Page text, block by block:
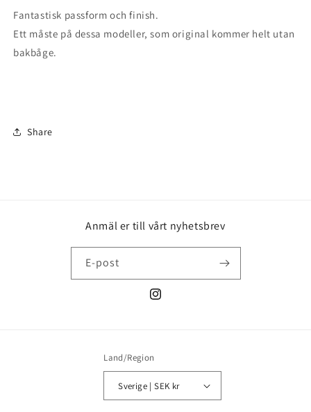
Fantastisk passform och finish.
Ett måste på dessa modeller, som original kommer helt utan
bakbåge.
Share
Anmäl er till vårt nyhetsbrev
E-post
Instagram
Land/Region
Sverige | SEK kr